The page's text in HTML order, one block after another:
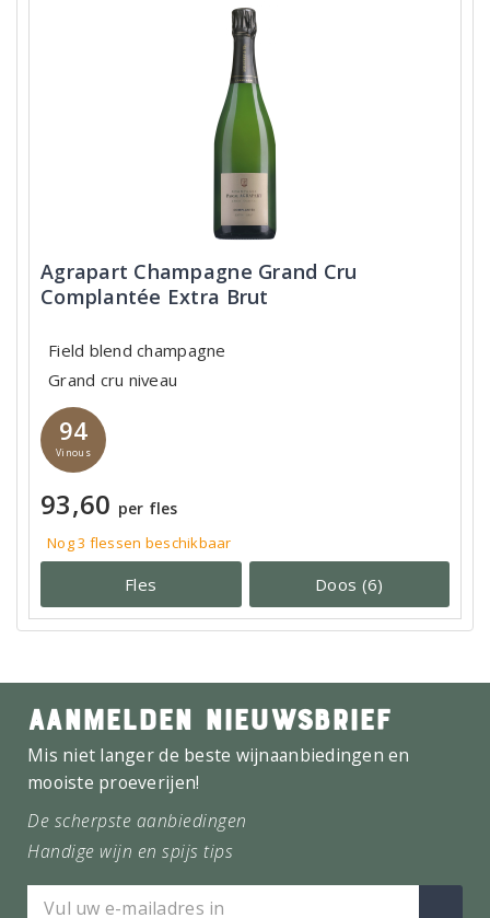
Agrapart Champagne Grand Cru
Complantée Extra Brut
Field blend champagne
Grand cru niveau
94
Vinous
93,60 per fles
Nog 3 flessen beschikbaar
Fles Doos (6)
AANMELDEN NIEUWSBRIEF
Mis niet langer de beste wijnaanbiedingen en
mooiste proeverijen!
De scherpste aanbiedingen
Handige wijn en spijs tips